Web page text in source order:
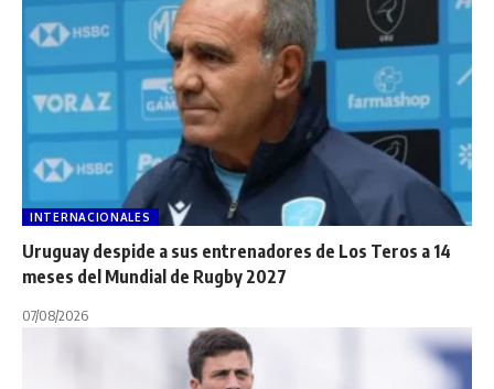
INTERNACIONALES
Uruguay despide a sus entrenadores de Los Teros a 14
meses del Mundial de Rugby 2027
07/08/2026